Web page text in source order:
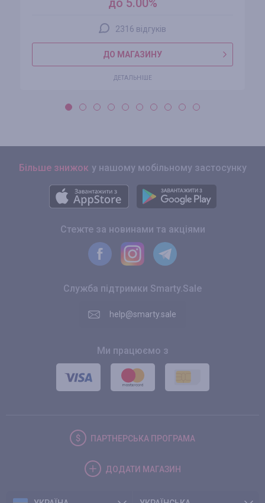
до 5.00%
2316 відгуків
ДО МАГАЗИНУ
ДЕТАЛЬНІШЕ
Більше знижок у нашому мобільному застосунку
Стежте за новинами та акціями
Служба підтримки Smarty.Sale
help@smarty.sale
Ми працюємо з
ПАРТНЕРСЬКА ПРОГРАМА
ДОДАТИ МАГАЗИН